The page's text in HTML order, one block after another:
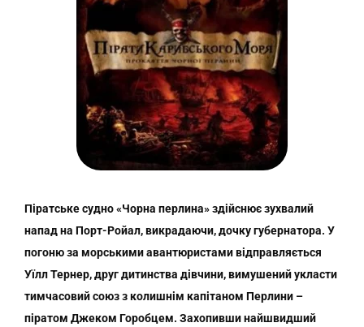
Піратське судно «Чорна перлина» здійснює зухвалий
напад на Порт-Ройал, викрадаючи, дочку губернатора. У
погоню за морськими авантюристами відправляється
Уїлл Тернер, друг дитинства дівчини, вимушений укласти
тимчасовий союз з колишнім капітаном Перлини –
піратом Джеком Горобцем. Захопивши найшвидший